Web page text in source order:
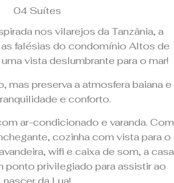
04 Suítes
nos vilarejos da Tanzânia, a
falésias do condomínio Altos de
vista deslumbrante para o mar!
mas preserva a atmosfera baiana e
e conforto.
ar-condicionado e varanda. Com
cozinha com vista para o
wifi e caixa de som, a casa
ponto privilegiado para assistir ao